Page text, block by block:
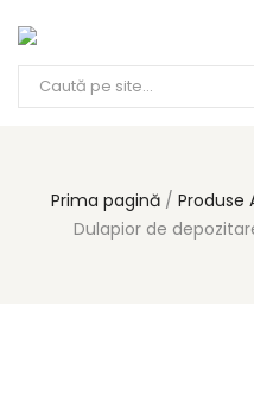
Prima pagină Produse
Dulapior de